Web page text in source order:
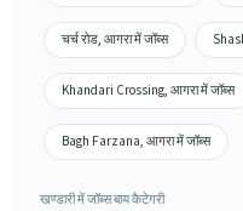
चर्च रोड, आगरा में जॉब्स
Khandari Crossing, आगरा में जॉब्स
Bagh Farzana, आगरा में जॉब्स
खण्डारी में जॉब्स बाय कैटेगरी